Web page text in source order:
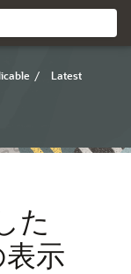
/ Latest
た
表示